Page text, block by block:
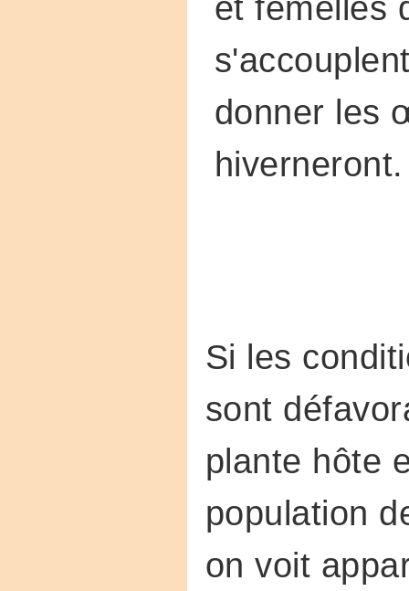
donner les
hiverneront.
Si les
sont
plante hôte
population
on voit